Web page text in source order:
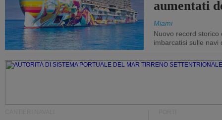
aumentati
Miami
Nuovo record storico
imbarcatisi sulle navi